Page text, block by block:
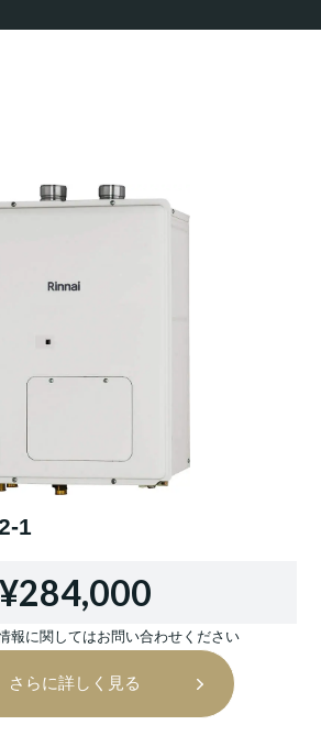
1
¥284,000
報に関してはお問い合わせください
さらに詳しく見る